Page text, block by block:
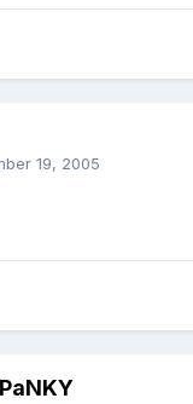
19, 2005